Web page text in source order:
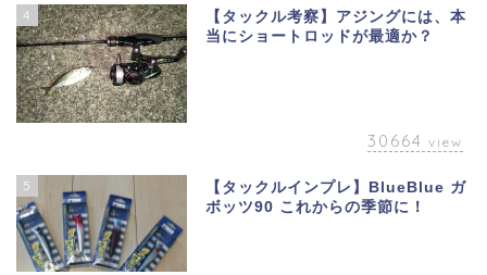
4
【タックル考察】アジングには、本
当にショートロッドが最適か？
30664 view
5
【タックルインプレ】BlueBlue ガ
ボッツ90 これからの季節に！